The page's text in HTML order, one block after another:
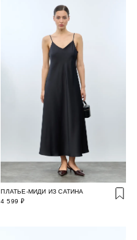
ПЛАТЬЕ-МИДИ ИЗ САТИНА
4 599 ₽